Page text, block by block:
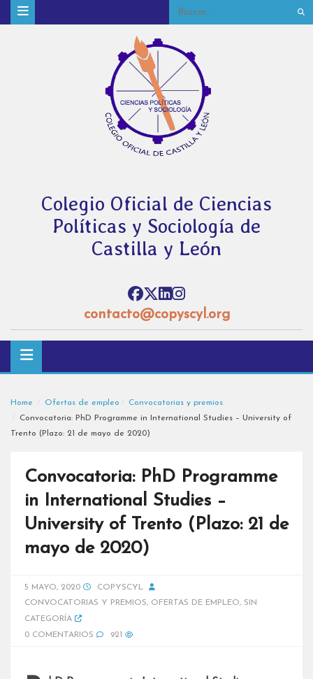
Colegio Oficial de Ciencias
Políticas y Sociología de
Castilla y León
contacto@copyscyl.org
Home Ofertas de empleo
Convocatorias y premios
Convocatoria: PhD Programme in International Studies – University of
Trento (Plazo: 21 de mayo de 2020)
Convocatoria: PhD Programme
in International Studies –
University of Trento (Plazo: 21 de
mayo de 2020)
5 MAYO, 2020
COPYSCYL
CONVOCATORIAS Y PREMIOS, OFERTAS DE EMPLEO, SIN
CATEGORÍA
0 COMENTARIOS
921